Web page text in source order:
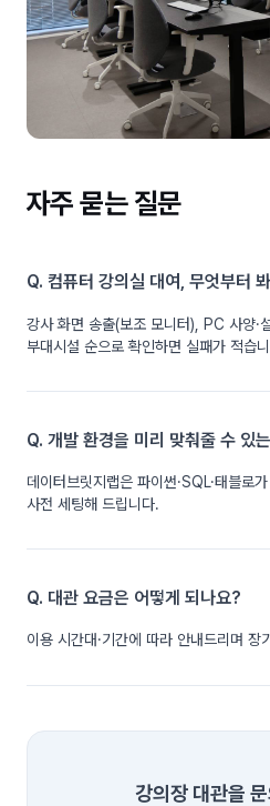
자주 묻는 질문
Q. 컴퓨터 강의실 대여, 무엇부터
강사 화면 송출(보조 모니터), PC 사양·
부대시설 순으로 확인하면 실패가 적습
Q. 개발 환경을 미리 맞춰줄 수 있
데이터브릿지랩은 파이썬·SQL·태블로
사전 세팅해 드립니다.
Q. 대관 요금은 어떻게 되나요?
이용 시간대·기간에 따라 안내드리며 장
강의장 대관을